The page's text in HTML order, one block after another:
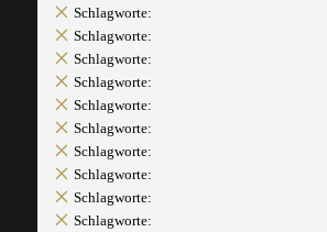
Schlagworte:
Schlagworte:
Schlagworte:
Schlagworte:
Schlagworte:
Schlagworte:
Schlagworte:
Schlagworte:
Schlagworte:
Schlagworte: